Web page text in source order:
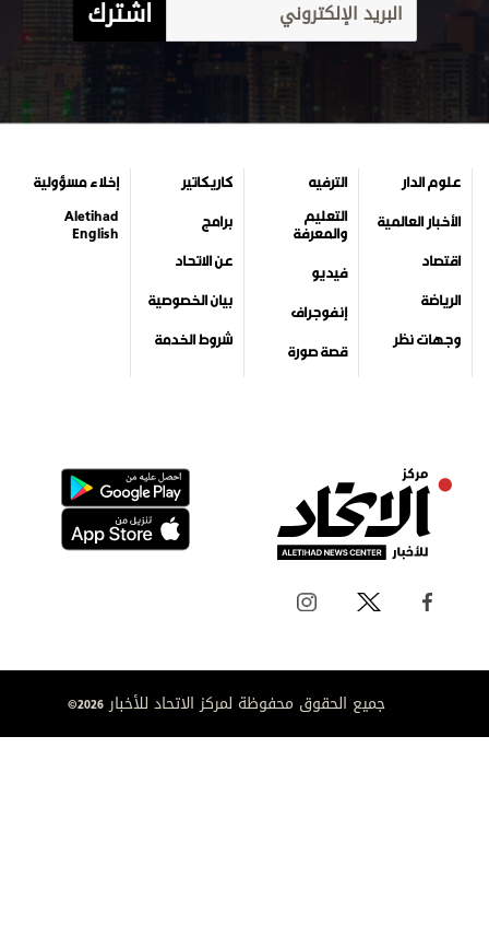
اشترك
علوم الدار
الأخبار العالمية
اقتصاد
الرياضة
وجهات نظر
الترفيه
التعليم
والمعرفة
فيديو
إنفوجراف
قصة صورة
كاريكاتير
برامج
عن الاتحاد
بيان الخصوصية
شروط الخدمة
إخلاء مسؤولية
Aletihad
English
جميع الحقوق محفوظة لمركز الاتحاد للأخبار 2026©